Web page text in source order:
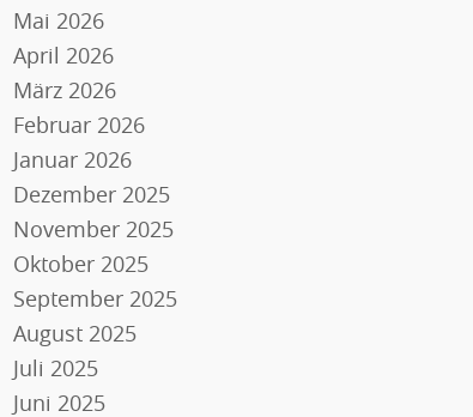
Mai 2026
April 2026
März 2026
Februar 2026
Januar 2026
Dezember 2025
November 2025
Oktober 2025
September 2025
August 2025
Juli 2025
Juni 2025